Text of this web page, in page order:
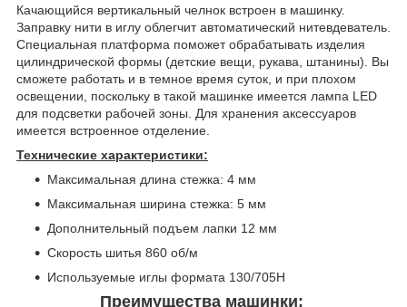
Качающийся вертикальный челнок встроен в машинку.
Заправку нити в иглу облегчит автоматический нитевдеватель.
Специальная платформа поможет обрабатывать изделия
цилиндрической формы (детские вещи, рукава, штанины). Вы
сможете работать и в темное время суток, и при плохом
освещении, поскольку в такой машинке имеется лампа LED
для подсветки рабочей зоны. Для хранения аксессуаров
имеется встроенное отделение.
Технические характеристики:
Максимальная длина стежка: 4 мм
Максимальная ширина стежка: 5 мм
Дополнительный подъем лапки 12 мм
Скорость шитья 860 об/м
Используемые иглы формата 130/705H
Преимущества машинки: